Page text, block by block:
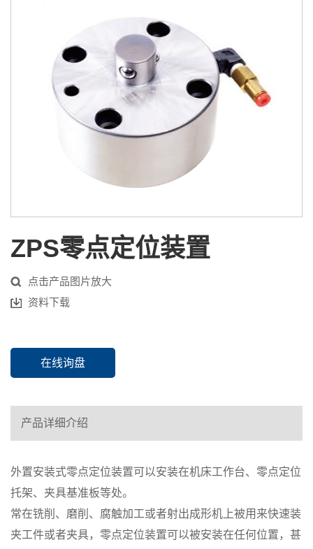
ZPS零点定位装置
点击产品图片放大
资料下载
在线询盘
产品详细介绍
外置安装式零点定位装置可以安装在机床工作台、零点定位
托架、夹具基准板等处。
常在铣削、磨削、腐触加工或者射出成形机上被用来快速装
夹工件或者夹具，零点定位装置可以被安装在任何位置，甚